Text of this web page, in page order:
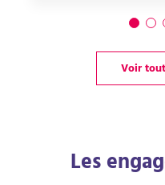
Voir
Les